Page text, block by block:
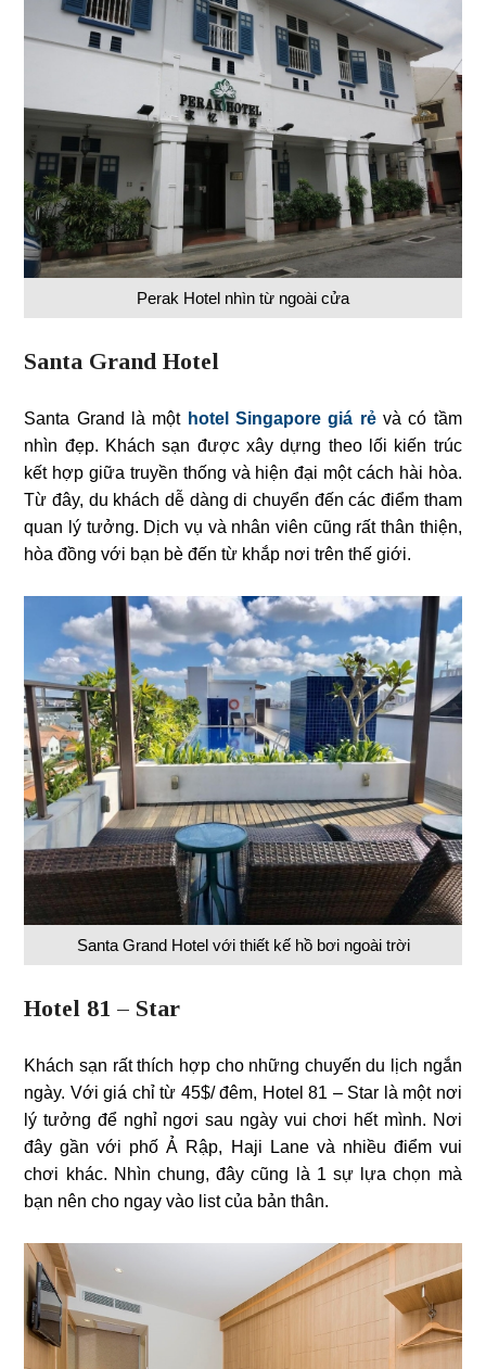
Perak Hotel nhìn từ ngoài cửa
Santa Grand Hotel
Santa Grand là một hotel Singapore giá rẻ và có tầm
nhìn đẹp. Khách sạn được xây dựng theo lối kiến trúc
kết hợp giữa truyền thống và hiện đại một cách hài hòa.
Từ đây, du khách dễ dàng di chuyển đến các điểm tham
quan lý tưởng. Dịch vụ và nhân viên cũng rất thân thiện,
hòa đồng với bạn bè đến từ khắp nơi trên thế giới.
Santa Grand Hotel với thiết kế hồ bơi ngoài trời
Hotel 81 – Star
Khách sạn rất thích hợp cho những chuyến du lịch ngắn
ngày. Với giá chỉ từ 45$/ đêm, Hotel 81 – Star là một nơi
lý tưởng để nghỉ ngơi sau ngày vui chơi hết mình. Nơi
đây gần với phố Ả Rập, Haji Lane và nhiều điểm vui
chơi khác. Nhìn chung, đây cũng là 1 sự lựa chọn mà
bạn nên cho ngay vào list của bản thân.